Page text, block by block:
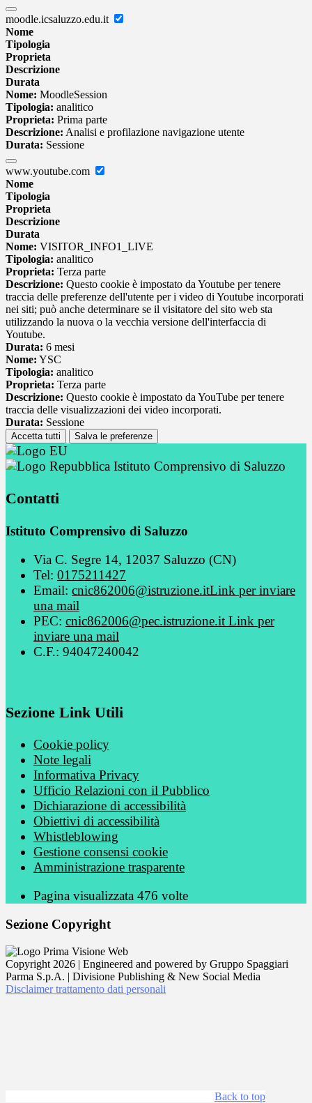
moodle.icsaluzzo.edu.it
Nome
Tipologia
Proprieta
Descrizione
Durata
Nome: MoodleSession
Tipologia: analitico
Proprieta: Prima parte
Descrizione: Analisi e profilazione navigazione utente
Durata: Sessione
www.youtube.com
Nome
Tipologia
Proprieta
Descrizione
Durata
Nome: VISITOR_INFO1_LIVE
Tipologia: analitico
Proprieta: Terza parte
Descrizione: Questo cookie è impostato da Youtube per tenere
traccia delle preferenze dell'utente per i video di Youtube incorporati
nei siti; può anche determinare se il visitatore del sito web sta
utilizzando la nuova o la vecchia versione dell'interfaccia di
Youtube.
Durata: 6 mesi
Nome: YSC
Tipologia: analitico
Proprieta: Terza parte
Descrizione: Questo cookie è impostato da YouTube per tenere
traccia delle visualizzazioni dei video incorporati.
Durata: Sessione
Accetta tutti Salva le preferenze
Istituto Comprensivo di Saluzzo
Contatti
Istituto Comprensivo di Saluzzo
Via C. Segre 14, 12037 Saluzzo (CN)
Tel: 0175211427
Email: cnic862006@istruzione.itLink per inviare
una mail
PEC: cnic862006@pec.istruzione.it Link per
inviare una mail
C.F.: 94047240042
Sezione Link Utili
Cookie policy
Note legali
Informativa Privacy
Ufficio Relazioni con il Pubblico
Dichiarazione di accessibilità
Obiettivi di accessibilità
Whistleblowing
Gestione consensi cookie
Amministrazione trasparente
Pagina visualizzata 476 volte
Sezione Copyright
Copyright 2026 | Engineered and powered by Gruppo Spaggiari
Parma S.p.A. | Divisione Publishing & New Social Media
Disclaimer trattamento dati personali
Back to top